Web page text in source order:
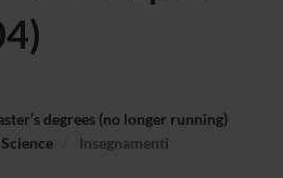
degrees (no longer running)
Insegnamenti